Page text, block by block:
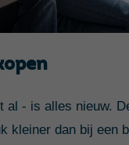
al - is alles nieuw.
kleiner dan bij een